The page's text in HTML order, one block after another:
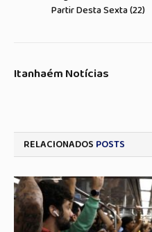
Partir Desta Sexta (22)
Itanhaém Notícias
RELACIONADOS POSTS